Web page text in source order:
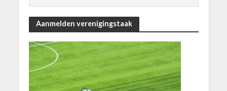
Aanmelden verenigingstaak